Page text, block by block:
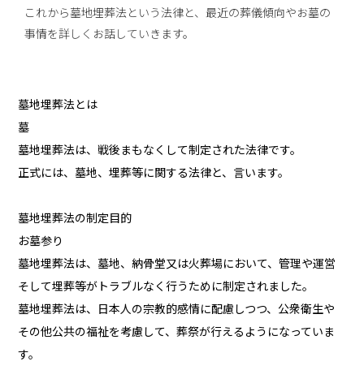
これから墓地埋葬法という法律と、最近の葬儀傾向やお墓の
事情を詳しくお話していきます。
墓地埋葬法とは
墓
墓地埋葬法は、戦後まもなくして制定された法律です。
正式には、墓地、埋葬等に関する法律と、言います。
墓地埋葬法の制定目的
お墓参り
墓地埋葬法は、墓地、納骨堂又は火葬場において、管理や運営
そして埋葬等がトラブルなく行うために制定されました。
墓地埋葬法は、日本人の宗教的感情に配慮しつつ、公衆衛生や
その他公共の福祉を考慮して、葬祭が行えるようになっていま
す。